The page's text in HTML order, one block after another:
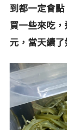
到都一定會
買一些來吃
元，當天續